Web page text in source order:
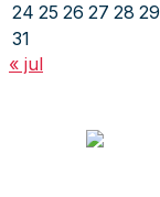
24 25 26 27 28 29
31
« jul